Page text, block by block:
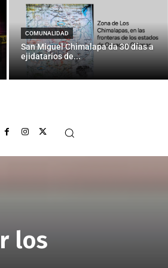
COMUNALIDAD
San Miguel Chimalapa da 30 días a
ejidatarios de...
los